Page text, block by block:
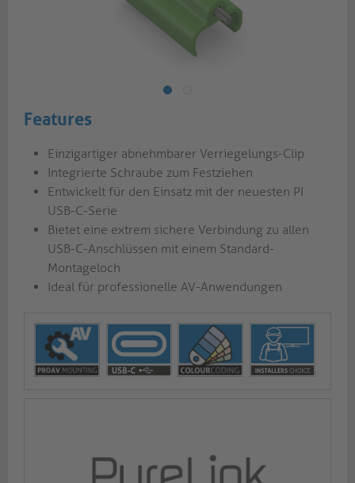
Features
Einzigartiger abnehmbarer Verriegelungs-Clip
Integrierte Schraube zum Festziehen
Entwickelt für den Einsatz mit der neuesten PI
USB-C-Serie
Bietet eine extrem sichere Verbindung zu allen
USB-C-Anschlüssen mit einem Standard-
Montageloch
Ideal für professionelle AV-Anwendungen